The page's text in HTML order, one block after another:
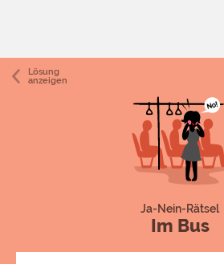
Lösung
anzeigen
Ja-Nein-Rätsel
Im Bus